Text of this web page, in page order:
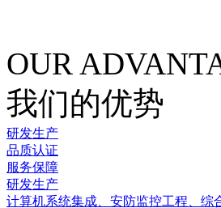
OUR
我们的优势
研发生产
品质认证
服务保障
研发生产
计算机系统集成、安防监控工程、综